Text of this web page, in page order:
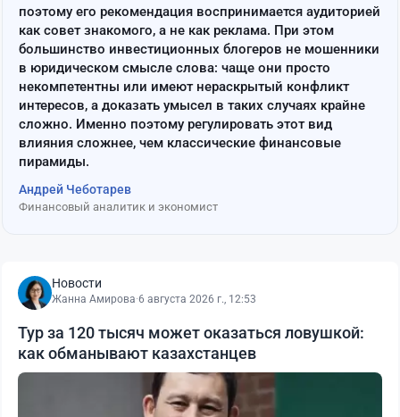
поэтому его рекомендация воспринимается аудиторией
как совет знакомого, а не как реклама. При этом
большинство инвестиционных блогеров не мошенники
в юридическом смысле слова: чаще они просто
некомпетентны или имеют нераскрытый конфликт
интересов, а доказать умысел в таких случаях крайне
сложно. Именно поэтому регулировать этот вид
влияния сложнее, чем классические финансовые
пирамиды.
Андрей Чеботарев
Финансовый аналитик и экономист
Новости
Жанна Амирова·6 августа 2026 г., 12:53
Тур за 120 тысяч может оказаться ловушкой:
как обманывают казахстанцев